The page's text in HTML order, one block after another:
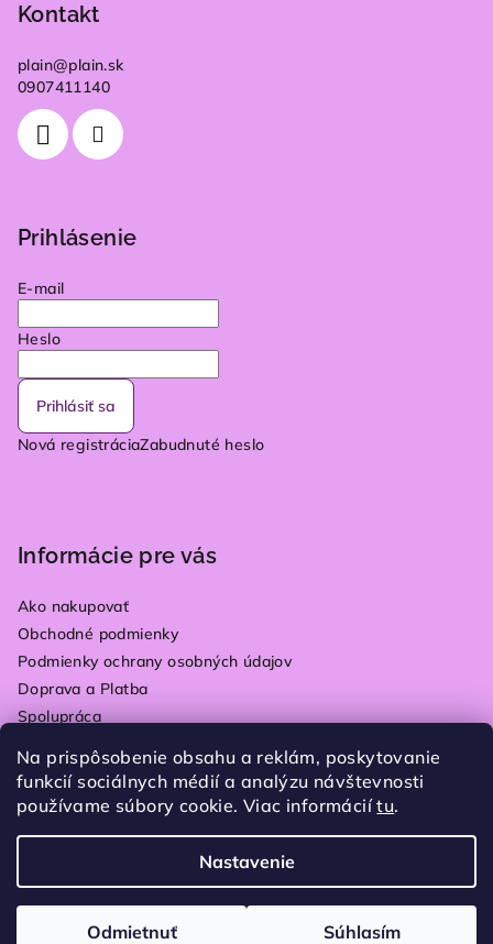
Na prispôsobenie obsahu a reklám, poskytovanie
funkcií sociálnych médií a analýzu návštevnosti
používame súbory cookie. Viac informáciítu.
Nastavenie
Odmietnuť Súhlasím
Kontakt
plain@plain.sk
0907411140
Prihlásenie
E-mail
Heslo
Prihlásiť sa
Nová registráciaZabudnuté heslo
Informácie pre vás
Ako nakupovať
Obchodné podmienky
Podmienky ochrany osobných údajov
Doprava a Platba
Spolupráca
Vrátenie tovaru
Blog
Upraviť nastavenie cookies